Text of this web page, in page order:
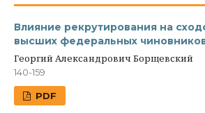
Влияние рекрутирования на
высших федеральных
Георгий Александрович Борщевский
140-159
PDF